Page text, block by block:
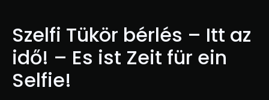
Szelfi Tükör bérlés – Itt az
idő! – Es ist Zeit für ein
Selfie!